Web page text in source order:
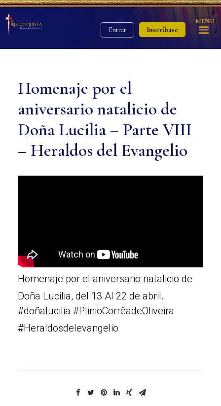
Entrar Inscríbase
MENU
Homenaje por el
aniversario natalicio de
Doña Lucilia – Parte VIII
– Heraldos del Evangelio
Homenaje por el aniversario natalicio de
Doña Lucilia, del 13 Al 22 de abril.
#doñalucilia #PlinioCorrêadeOliveira
#Heraldosdelevangelio